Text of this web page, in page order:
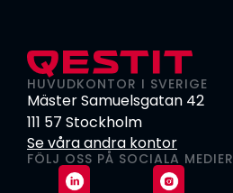
HUVUDKONTOR I SVERIGE
Mäster Samuelsgatan 42
111 57 Stockholm
Se våra andra kontor
FÖLJ OSS PÅ SOCIALA MEDIER